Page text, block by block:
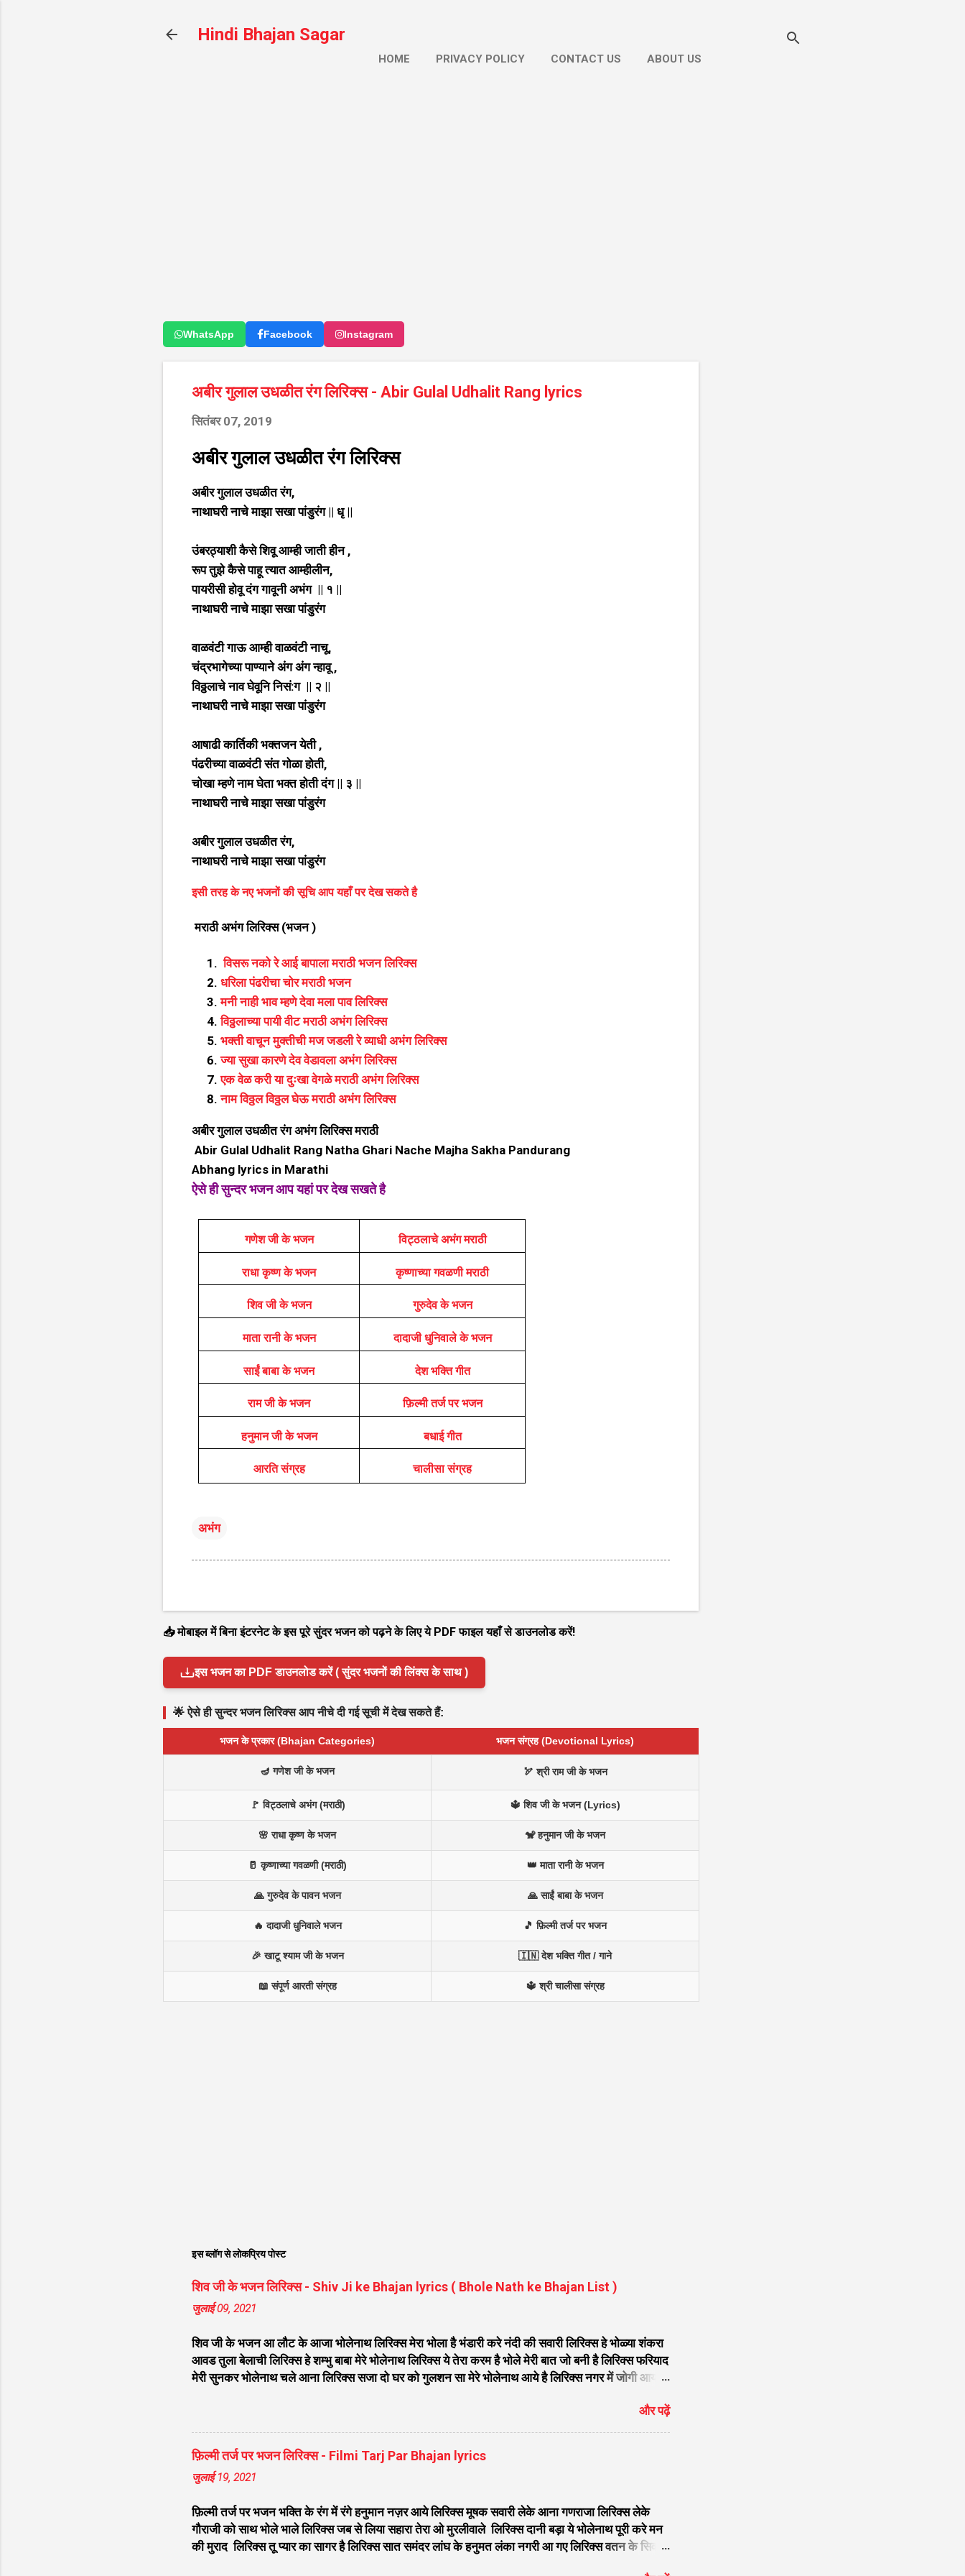
Hindi Bhajan Sagar
HOME PRIVACY POLICY CONTACT US ABOUT US
WhatsApp Facebook Instagram
अबीर गुलाल उधळीत रंग लिरिक्स - Abir Gulal Udhalit Rang lyrics
सितंबर 07, 2019
अबीर गुलाल उधळीत रंग लिरिक्स
अबीर गुलाल उधळीत रंग,
नाथाघरी नाचे माझा सखा पांडुरंग || धृ ||
उंबरठ्याशी कैसे शिवू आम्ही जाती हीन ,
रूप तुझे कैसे पाहू त्यात आम्हीलीन,
पायरीसी होवू दंग गावूनी अभंग || १ ||
नाथाघरी नाचे माझा सखा पांडुरंग
वाळवंटी गाऊ आम्ही वाळवंटी नाचू,
चंद्रभागेच्या पाण्याने अंग अंग न्हावू ,
विठ्ठलाचे नाव घेवूनि निसं:ग || २ ||
नाथाघरी नाचे माझा सखा पांडुरंग
आषाढी कार्तिकी भक्तजन येती ,
पंढरीच्या वाळवंटी संत गोळा होती,
चोखा म्हणे नाम घेता भक्त होती दंग || ३ ||
नाथाघरी नाचे माझा सखा पांडुरंग
अबीर गुलाल उधळीत रंग,
नाथाघरी नाचे माझा सखा पांडुरंग
इसी तरह के नए भजनों की सूचि आप यहाँ पर देख सकते है
मराठी अभंग लिरिक्स (भजन )
विसरू नको रे आई बापाला मराठी भजन लिरिक्स
धरिला पंढरीचा चोर मराठी भजन
मनी नाही भाव म्हणे देवा मला पाव लिरिक्स
विठ्ठलाच्या पायी वीट मराठी अभंग लिरिक्स
भक्ती वाचून मुक्तीची मज जडली रे व्याधी अभंग लिरिक्स
ज्या सुखा कारणे देव वेडावला अभंग लिरिक्स
एक वेळ करी या दुःखा वेगळे मराठी अभंग लिरिक्स
नाम विठ्ठल विठ्ठल घेऊ मराठी अभंग लिरिक्स
अबीर गुलाल उधळीत रंग अभंग लिरिक्स मराठी
Abir Gulal Udhalit Rang Natha Ghari Nache Majha Sakha Pandurang
Abhang lyrics in Marathi
ऐसे ही सुन्दर भजन आप यहां पर देख सखते है
गणेश जी के भजन विट्ठलाचे अभंग मराठी
राधा कृष्ण के भजन कृष्णाच्या गवळणी मराठी
शिव जी के भजन गुरुदेव के भजन
माता रानी के भजन दादाजी धुनिवाले के भजन
साईं बाबा के भजन देश भक्ति गीत
राम जी के भजन फ़िल्मी तर्ज पर भजन
हनुमान जी के भजन बधाई गीत
आरति संग्रह चालीसा संग्रह
अभंग
📥 मोबाइल में बिना इंटरनेट के इस पूरे सुंदर भजन को पढ़ने के लिए ये PDF फाइल यहाँ से डाउनलोड करें!
इस भजन का PDF डाउनलोड करें ( सुंदर भजनों की लिंक्स के साथ )
🌟 ऐसे ही सुन्दर भजन लिरिक्स आप नीचे दी गई सूची में देख सकते हैं:
भजन के प्रकार (Bhajan Categories) भजन संग्रह (Devotional Lyrics)
🪔 गणेश जी के भजन 🏹 श्री राम जी के भजन
🚩 विट्ठलाचे अभंग (मराठी) 🔱 शिव जी के भजन (Lyrics)
🌸 राधा कृष्ण के भजन 🐒 हनुमान जी के भजन
🥛 कृष्णाच्या गवळणी (मराठी) 👑 माता रानी के भजन
🙏 गुरुदेव के पावन भजन 🙏 साईं बाबा के भजन
🔥 दादाजी धुनिवाले भजन 🎵 फ़िल्मी तर्ज पर भजन
🎉 खाटू श्याम जी के भजन 🇮🇳 देश भक्ति गीत / गाने
📖 संपूर्ण आरती संग्रह 🔱 श्री चालीसा संग्रह
इस ब्लॉग से लोकप्रिय पोस्ट
शिव जी के भजन लिरिक्स - Shiv Ji ke Bhajan lyrics ( Bhole Nath ke Bhajan List )
जुलाई 09, 2021
शिव जी के भजन आ लौट के आजा भोलेनाथ लिरिक्स मेरा भोला है भंडारी करे नंदी की सवारी लिरिक्स हे भोळ्या शंकरा
आवड तुला बेलाची लिरिक्स हे शम्भु बाबा मेरे भोलेनाथ लिरिक्स ये तेरा करम है भोले मेरी बात जो बनी है लिरिक्स फरियाद
मेरी सुनकर भोलेनाथ चले आना लिरिक्स सजा दो घर को गुलशन सा मेरे भोलेनाथ आये है लिरिक्स नगर में जोगी आया
लिरिक्स डम डम डमरू बजाना होगा भोले मेरी कुटिया में आना होगा लिरिक्स मेरे भोले से भोले बाबा लिरिक्स भोलेनाथ का
चेला लिरिक्स भोले चेला बना लेना लिरिक्स सिर पे विराजे गंगा की धार लिरिक्स महादेवा - Mahadeva Hansraj
Raghuwanshi लिरिक्स मन मेरा मंदिर शिव मेरी पूजा लिरिक्स शिव शंकर को जिसने पूजा लिरिक्स ऐसा डमरू बजाया
भोलेनाथ ने लिरिक्स शिव शंकर औघड दानी बम भोला लिरिक्स शिव कैलाशों के वासी शंकर संकट हरना लि...
और पढ़ें
फ़िल्मी तर्ज पर भजन लिरिक्स - Filmi Tarj Par Bhajan lyrics
जुलाई 19, 2021
फ़िल्मी तर्ज पर भजन भक्ति के रंग में रंगे हनुमान नज़र आये लिरिक्स मूषक सवारी लेके आना गणराजा लिरिक्स लेके
गौराजी को साथ भोले भाले लिरिक्स जब से लिया सहारा तेरा ओ मुरलीवाले लिरिक्स दानी बड़ा ये भोलेनाथ पूरी करे मन
की मुराद लिरिक्स तू प्यार का सागर है लिरिक्स सात समंदर लांघ के हनुमत लंका नगरी आ गए लिरिक्स वतन के सिवा